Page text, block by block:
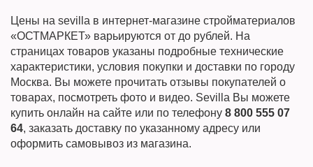
Цены на sevilla в интернет-магазине стройматериалов
«ОСТМАРКЕТ» варьируются от до рублей. На
страницах товаров указаны подробные технические
характеристики, условия покупки и доставки по городу
Москва. Вы можете прочитать отзывы покупателей о
товарах, посмотреть фото и видео. Sevilla Вы можете
купить онлайн на сайте или по телефону 8 800 555 07
64, заказать доставку по указанному адресу или
оформить самовывоз из магазина.